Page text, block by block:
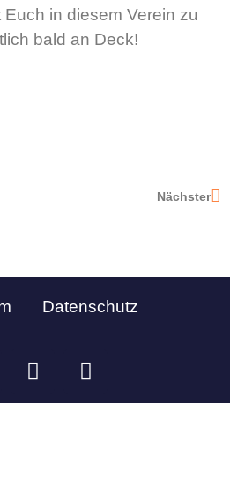
in diesem Verein zu
bald an Deck!
Nächster
Datenschutz